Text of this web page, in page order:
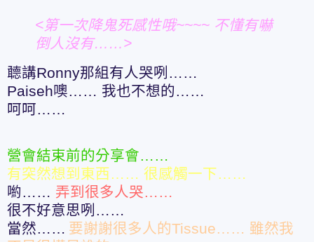
<第一次降鬼死感性哦~~~~ 不懂有嚇
倒人沒有……>
聼講Ronny那組有人哭咧……
Paiseh噢…… 我也不想的……
呵呵……
營會結束前的分享會……
有突然想到東西…… 很感觸一下……
喲…… 弄到很多人哭……
很不好意思咧……
當然…… 要謝謝很多人的Tissue…… 雖然我